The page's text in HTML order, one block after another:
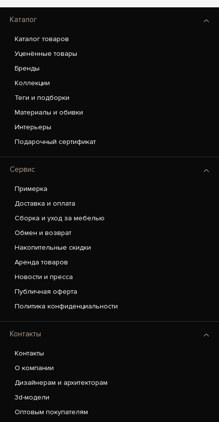
Каталог
Каталог товаров
Уценённые товары
Бренды
Коллекции
Теги и подборки
Материалы и обивки
Интерьеры
Подарочный сертификат
Сервис
Примерка
Доставка и оплата
Сборка и уход за мебелью
Обмен и возврат
Накопительные скидки
Аренда товаров
Новости и пресса
Публичная оферта
Политика конфиденциальности
Контакты
Контакты
О компании
Дизайнерам и архитекторам
3d-модели
Оптовым покупателям